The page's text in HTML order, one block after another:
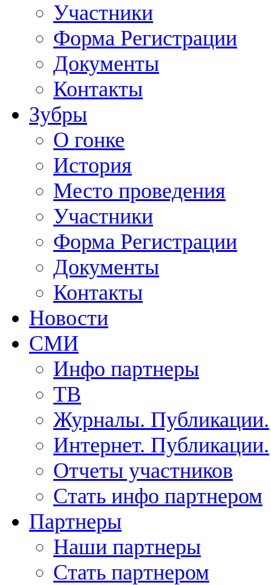
Участники
Форма Регистрации
Документы
Контакты
Зубры
О гонке
История
Место проведения
Участники
Форма Регистрации
Документы
Контакты
Новости
СМИ
Инфо партнеры
ТВ
Журналы. Публикации.
Интернет. Публикации.
Отчеты участников
Стать инфо партнером
Партнеры
Наши партнеры
Стать партнером